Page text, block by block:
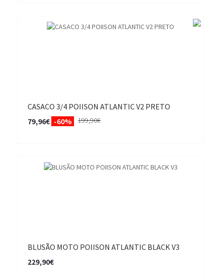
CASACO 3/4 POIISON ATLANTIC V2 PRETO
79,96€ -60% 199,90€
BLUSÃO MOTO POIISON ATLANTIC BLACK V3
229,90€